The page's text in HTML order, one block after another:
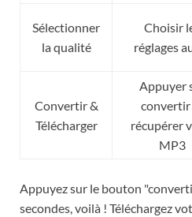
Sélectionner
la qualité
Choisir
réglages
Convertir &
Télécharger
Appuyer
récupérer
MP3
Appuyez sur le bouton
secondes, voilà ! Téléchargez